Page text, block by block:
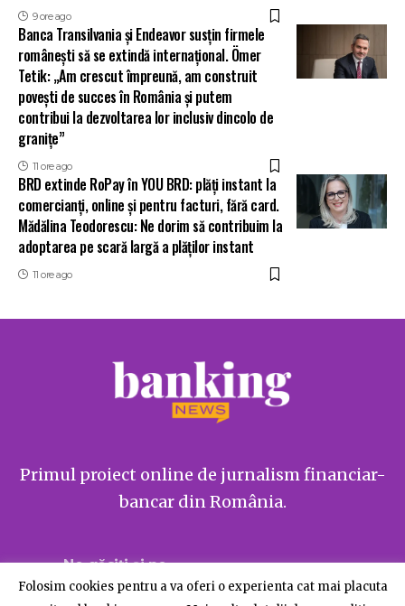
9 ore ago
Banca Transilvania și Endeavor susțin firmele
românești să se extindă internațional. Ömer
Tetik: „Am crescut împreună, am construit
povești de succes în România și putem
contribui la dezvoltarea lor inclusiv dincolo de
granițe”
11 ore ago
BRD extinde RoPay în YOU BRD: plăți instant la
comercianți, online și pentru facturi, fără card.
Mădălina Teodorescu: Ne dorim să contribuim la
adoptarea pe scară largă a plăților instant
11 ore ago
Primul proiect online de jurnalism financiar-
bancar din România.
Ne găsiți și pe
Folosim cookies pentru a va oferi o experienta cat mai placuta